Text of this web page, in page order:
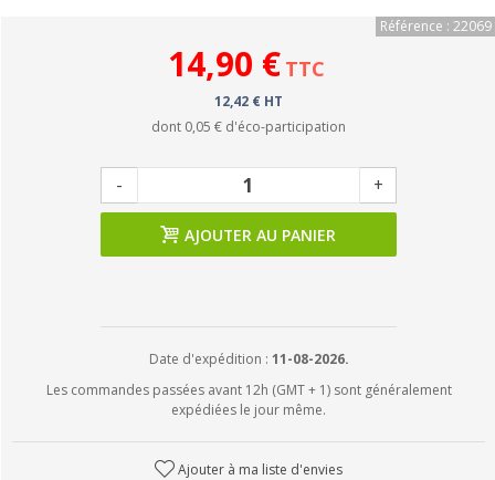
Référence : 22069
14,90 € TTC
12,42 € HT
dont 0,05 € d'éco-participation
- +
AJOUTER AU PANIER
Date d'expédition : 11-08-2026.
Les commandes passées avant 12h (GMT + 1) sont généralement
expédiées le jour même.
Ajouter à ma liste d'envies